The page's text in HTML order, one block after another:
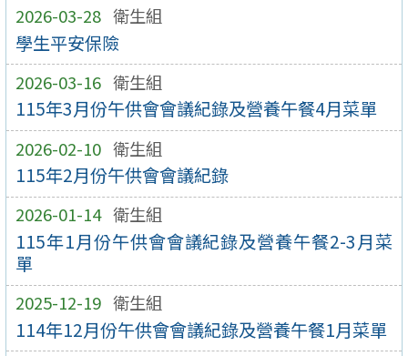
2026-03-28 衛生組
學生平安保險
2026-03-16 衛生組
115年3月份午供會會議紀錄及營養午餐4月菜單
2026-02-10 衛生組
115年2月份午供會會議紀錄
2026-01-14 衛生組
115年1月份午供會會議紀錄及營養午餐2-3月菜
單
2025-12-19 衛生組
114年12月份午供會會議紀錄及營養午餐1月菜單